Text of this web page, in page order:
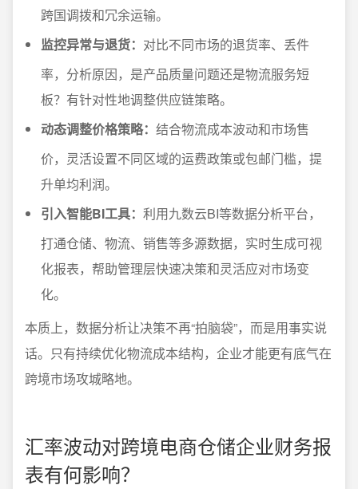
跨国调拨和冗余运输。
监控异常与退货： 对比不同市场的退货率、丢件
率，分析原因，是产品质量问题还是物流服务短
板？有针对性地调整供应链策略。
动态调整价格策略： 结合物流成本波动和市场售
价，灵活设置不同区域的运费政策或包邮门槛，提
升单均利润。
引入智能BI工具： 利用九数云BI等数据分析平台，
打通仓储、物流、销售等多源数据，实时生成可视
化报表，帮助管理层快速决策和灵活应对市场变
化。
本质上，数据分析让决策不再“拍脑袋”，而是用事实说
话。只有持续优化物流成本结构，企业才能更有底气在
跨境市场攻城略地。
汇率波动对跨境电商仓储企业财务报
表有何影响？